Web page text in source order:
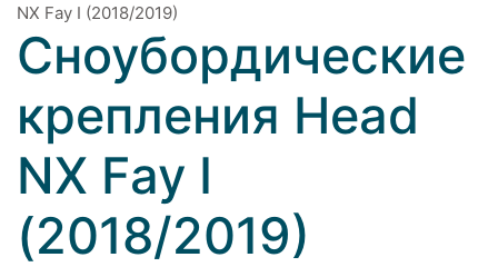
NX Fay I (2018/2019)
Сноубордические
крепления Head
NX Fay I
(2018/2019)